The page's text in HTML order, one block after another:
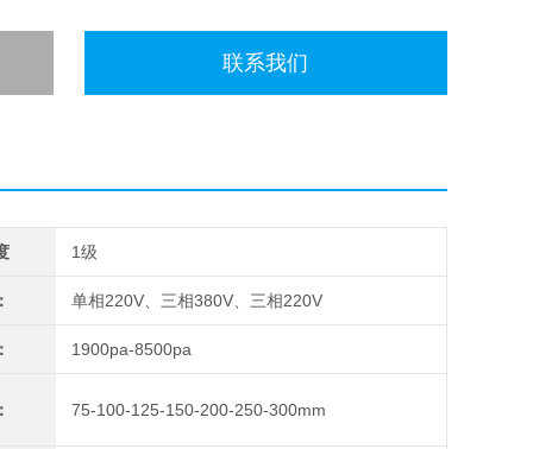
联系我们
1级
单相220V、三相380V、三相220V
1900pa-8500pa
75-100-125-150-200-250-300mm